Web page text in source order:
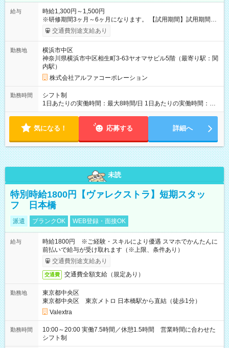
給与
時給1,300円～1,500円
※研修期間3ヶ月～6ヶ月になります。 【試用期間】試用期間あ
り 試用期間の長さ：1ヶ月 雇用形態、給与は本採用時と同じで
す。
交通費別途支給あり
勤務地
横浜市中区
神奈川県横浜市中区相生町3-63ヤオマサビル5階（最寄り駅：関
内駅）
株式会社アルファコーポレーション
勤務時間
シフト制
1日あたりの実働時間：最大8時間/日 1日あたりの実働時間：
7~8時間 シフト例 ・10時00分～18時00分 ・10時00分～19時00
気になる！ 応募する 詳細へ
未読
特別時給1800円【ヴァレクストラ】短期スタッ
フ 日本橋
派遣 ブランクOK WEB登録・面接OK
給与
時給1800円 ※ご経験・スキルにより優遇 スマホでかんたんに
前払いで給与が受け取れます（※上限、条件あり）
交通費別途支給あり
交通費 交通費全額支給（規定あり）
勤務地
東京都中央区
東京都中央区 東京メトロ 日本橋駅から直結（徒歩1分）
Valextra
勤務時間
10:00～20:00 実働7.5時間／休憩1.5時間 営業時間に合わせた
シフト制